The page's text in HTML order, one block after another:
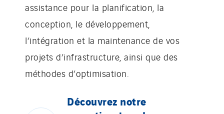
assistance pour la planification, la
conception, le développement,
l’intégration et la maintenance de vos
projets d’infrastructure, ainsi que des
méthodes d’optimisation.
Découvrez notre